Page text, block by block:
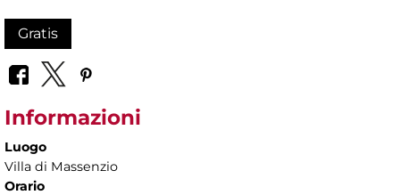
Gratis
Informazioni
Luogo
Villa di Massenzio
Orario